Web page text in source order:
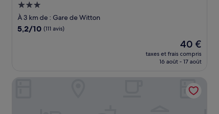
Hébergement
3.0 étoiles
À 3 km de : Gare de Witton
5.2
5,2/10 (111 avis)
Le
nouveau
prix
de
40 €
40 €
taxes et frais compris
16 août - 17 août
For Students Only Canvas The Heights in Birmingham